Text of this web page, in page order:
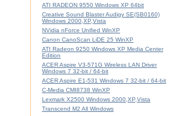
ATI RADEON 9550 Windows XP 64bit
Creative Sound Blaster Audigy SE(SB0160)
Windows 2000,XP,Vista
NVidia nForce Unified WinXP
Canon CanoScan LiDE 25 WinXP
ATI Radeon 9250 Windows XP Media Center
Edition
ACER Aspire V3-571G Wireless LAN Driver
Windows 7 32-bit / 64-bit
ACER Aspire E1-531 Windows 7 32-bit / 64-bit
C-Media CMI8738 WinXP
Lexmark X2500 Windows 2000,XP,Vista
Transcend M2 All Windows